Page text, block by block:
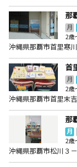
那
月
2歳
沖縄県那覇市首里寒
首
月
2歳
沖縄県那覇市首里末
那
月
2歳
沖縄県那覇市松川３